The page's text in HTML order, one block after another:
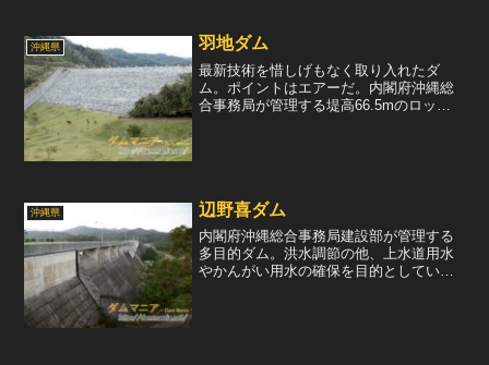
沖縄県 羽地ダム
最新技術を惜しげもなく取り入れたダ
ム。ポイントはエアーだ。内閣府沖縄総
合事務局が管理する堤高66.5mのロック
沖縄県 辺野喜ダム
内閣府沖縄総合事務局建設部が管理する
多目的ダム。洪水調節の他、上水道用水
やかんがい用水の確保を目的としてい